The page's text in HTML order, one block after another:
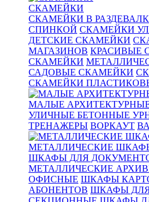
СКАМЕЙКИ
СКАМЕЙКИ В
СПИНКОЙ СКАМЕЙКИ
ДЕТСКИЕ СКАМЕЙКИ
МАГАЗИНОВ КРАСИВЫЕ
СКАМЕЙКИ
САДОВЫЕ СКАМЕЙКИ
СКАМЕЙКИ
МАЛЫЕ
УЛИЧНЫЕ БЕТОННЫЕ
ТРЕНАЖЕРЫ ВОРКАУТ
МЕТАЛЛИЧЕСКИЕ
ШКАФЫ ДЛЯ
МЕТАЛЛИЧЕСКИЕ
ОФИСНЫЕ ШКАФЫ
АБОНЕНТОВ ШКАФЫ